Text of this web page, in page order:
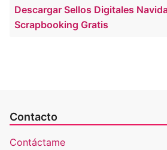
Descargar Sellos Digitales
Scrapbooking Gratis
Contacto
Contáctame